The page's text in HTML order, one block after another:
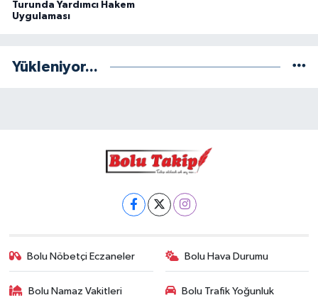
Turunda Yardımcı Hakem
Uygulaması
Yükleniyor...
Bolu Nöbetçi Eczaneler Bolu Hava Durumu
Bolu Namaz Vakitleri
Bolu Trafik Yoğunluk